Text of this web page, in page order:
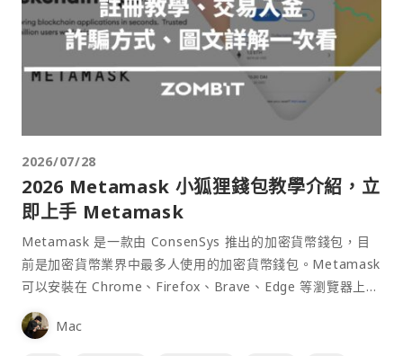
2026/07/28
2026 Metamask 小狐狸錢包教學介紹，立
即上手 Metamask
Metamask 是一款由 ConsenSys 推出的加密貨幣錢包，目
前是加密貨幣業界中最多人使用的加密貨幣錢包。Metamask
可以安裝在 Chrome、Firefox、Brave、Edge 等瀏覽器上作
為插件使用，具備許多功能且使用上非常方便。
Mac